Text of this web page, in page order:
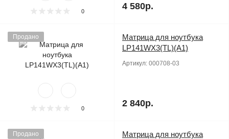
0 4 580р.
Продано
0
Матрица для ноутбука
LP141WX3(TL)(A1)
Артикул: 000708-03
2 840р.
Продано
Матрица для ноутбука